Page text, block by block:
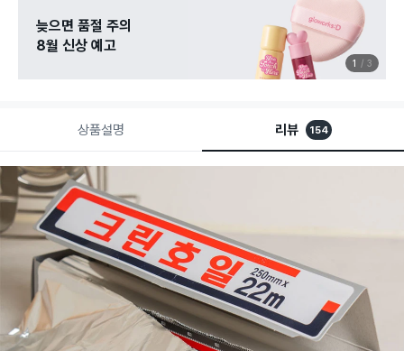
늦으면 품절 주의
8월 신상 예고
1 3
상품설명 리뷰 154